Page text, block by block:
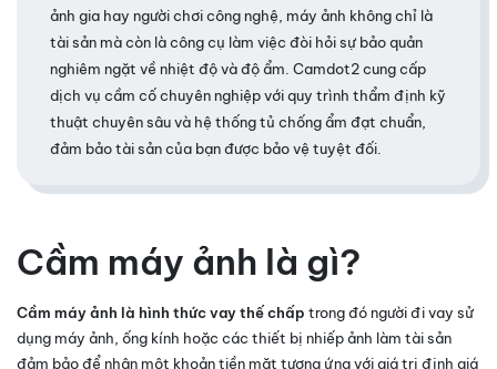
ảnh gia hay người chơi công nghệ, máy ảnh không chỉ là
tài sản mà còn là công cụ làm việc đòi hỏi sự bảo quản
nghiêm ngặt về nhiệt độ và độ ẩm. Camdot2 cung cấp
dịch vụ cầm cố chuyên nghiệp với quy trình thẩm định kỹ
thuật chuyên sâu và hệ thống tủ chống ẩm đạt chuẩn,
đảm bảo tài sản của bạn được bảo vệ tuyệt đối.
Cầm máy ảnh là gì?
Cầm máy ảnh là hình thức vay thế chấp trong đó người đi vay sử
dụng máy ảnh, ống kính hoặc các thiết bị nhiếp ảnh làm tài sản
đảm bảo để nhận một khoản tiền mặt tương ứng với giá trị định giá